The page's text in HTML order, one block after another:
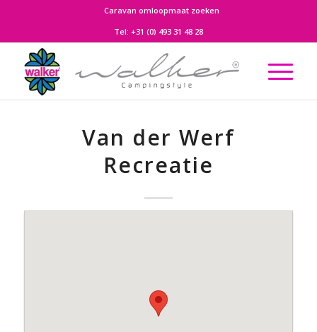
Caravan omloopmaat zoeken
Tel: +31 (0) 493 31 48 28
Van der Werf
Recreatie